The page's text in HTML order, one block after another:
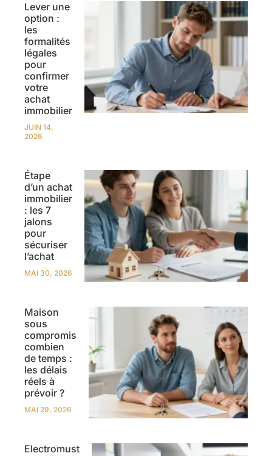
Lever une
option :
les
formalités
légales
pour
confirmer
votre
achat
immobilier
JUIN 14,
2026
Étape
d’un achat
immobilier
: les 7
jalons
pour
sécuriser
l’achat
MAI 30, 2026
Maison
sous
compromis
combien
de temps :
les délais
réels à
prévoir ?
MAI 29, 2026
Electromust